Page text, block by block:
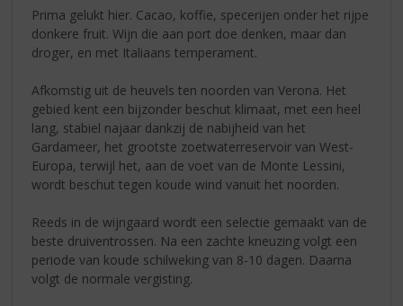
Prima gelukt hier. Cacao, koffie, specerijen onder het rijpe
donkere fruit. Wijn die aan port doe denken, maar dan
droger, en met Italiaans temperament.
Afkomstig uit de heuvels ten noorden van Verona. Het
gebied kent een bijzonder beschut klimaat, met een heel
lang, stabiel najaar dankzij de nabijheid van het
Gardameer, het grootste zoetwaterreservoir van West-
Europa, terwijl het, aan de voet van de Monte Lessini,
wordt beschut tegen koude wind vanuit het noorden.
Reeds in de wijngaard wordt een selectie gemaakt van de
beste druiventrossen. Na een zachte kneuzing volgt een
periode van koude schilweking van 8-10 dagen. Daarna
volgt de normale vergisting.